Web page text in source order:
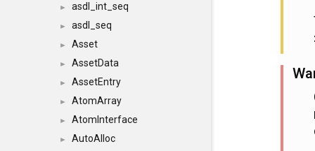
► asdl_int_seq
► asdl_seq
► Asset
► AssetData
► AssetEntry
► AtomArray
► AtomInterface
► AutoAlloc